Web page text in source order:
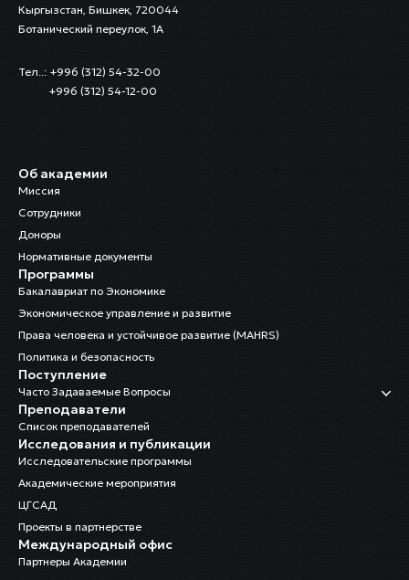
Кыргызстан, Бишкек, 720044
Ботанический переулок, 1А
Тел..: +996 (312) 54-32-00
+996 (312) 54-12-00
Об академии
Миссия
Сотрудники
Доноры
Нормативные документы
Программы
Бакалавриат по Экономике
Экономическое управление и развитие
Права человека и устойчивое развитие (MAHRS)
Политика и безопасность
Поступление
Часто Задаваемые Вопросы
Преподаватели
Список преподавателей
Исследования и публикации
Исследовательские программы
Академические мероприятия
ЦГСАД
Проекты в партнерстве
Международный офис
Партнеры Академии